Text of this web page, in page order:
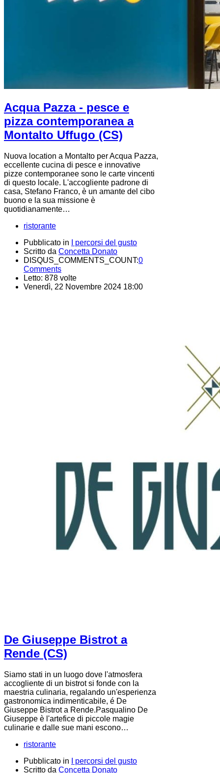
Acqua Pazza - pesce e
pizza contemporanea a
Montalto Uffugo (CS)
Nuova location a Montalto per Acqua Pazza,
eccellente cucina di pesce e innovative
pizze contemporanee sono le carte vincenti
di questo locale. L'accogliente padrone di
casa, Stefano Franco, è un amante del cibo
buono e la sua missione è
quotidianamente…
ristorante
Pubblicato in
I percorsi del gusto
Scritto da Concetta Donato
DISQUS_COMMENTS_COUNT:0
Comments
Letto: 878 volte
Venerdì, 22 Novembre 2024 18:00
De Giuseppe Bistrot a
Rende (CS)
Siamo stati in un luogo dove l'atmosfera
accogliente di un bistrot si fonde con la
maestria culinaria, regalando un'esperienza
gastronomica indimenticabile, é De
Giuseppe Bistrot a Rende.Pasqualino De
Giuseppe è l'artefice di piccole magie
culinarie e dalle sue mani escono…
ristorante
Pubblicato in
I percorsi del gusto
Scritto da Concetta Donato